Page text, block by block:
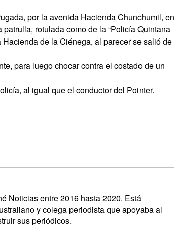
por la avenida Hacienda Chunchumil,
rotulada como de la “Policía Quintana
de la Ciénega, al parecer se salió de
para luego chocar contra el costado de un
al igual que el conductor del Pointer.
Noticias entre 2016 hasta 2020. Está
y colega periodista que apoyaba al
sus periódicos.